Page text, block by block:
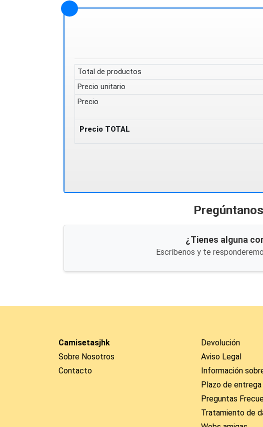
Total de productos
Precio unitario
Precio
Precio TOTAL
¿Tienes alguna
Escríbenos y te
Camisetasjhk
Sobre Nosotros
Contacto
Devolución
Aviso Legal
Información
Plazo de entrega
Preguntas
Tratamiento de